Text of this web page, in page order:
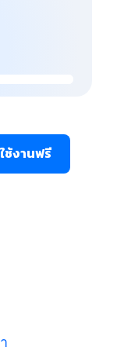
ช้งานฟรี